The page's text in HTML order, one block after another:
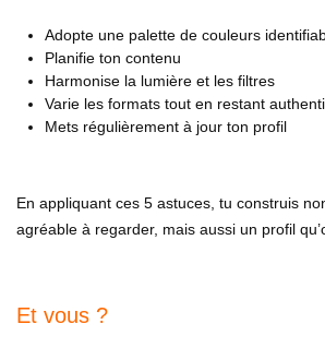
Adopte une palette de couleurs
Planifie ton contenu
Harmonise la lumière et les filtres
Varie les formats tout en restant
Mets régulièrement à jour ton profil
En appliquant ces 5 astuces, tu construis
agréable à regarder, mais aussi un profil
Et vous ?